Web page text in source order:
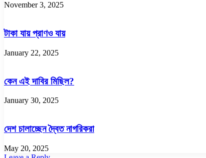
November 3, 2025
টাকা যায় প্রাণও যায়
January 22, 2025
কেন এই দাবির মিছিল?
January 30, 2025
দেশ চালাচ্ছেন দ্বৈত নাগরিকরা
May 20, 2025